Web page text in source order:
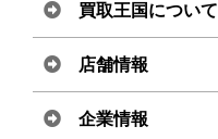
買取王国について
店舗情報
企業情報